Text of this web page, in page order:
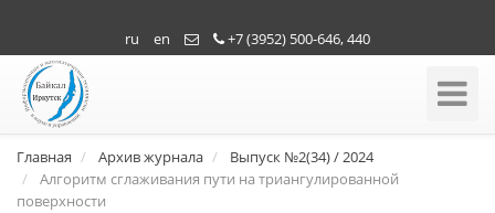
ru en +7 (3952) 500-646, 440
Toggle
Главная Архив журнала
Выпуск №2(34) / 2024
Алгоритм сглаживания пути на триангулированной
поверхности